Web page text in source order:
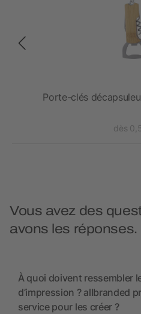
Porte-clés
dès
Vous avez des
avons les réponses.
À quoi doivent ressembler
d’impression ? allbranded
service pour les créer ?